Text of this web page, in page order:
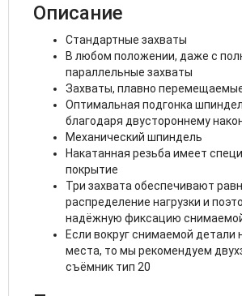
Описание
Стандартные захваты
В любом положении, даже с
параллельные захваты
Захваты, плавно
Оптимальная подгонка
благодаря двустороннему
Механический шпиндель
Накатанная резьба имеет
покрытие
Три захвата обеспечивают
распределение нагрузки и
надёжную фиксацию
Если вокруг снимаемой детали
места, то мы рекомендуем
съёмник тип 20